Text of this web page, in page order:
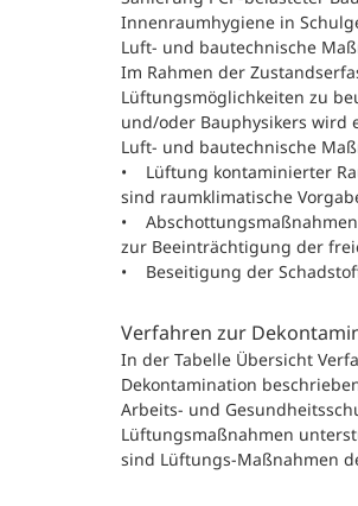
Innenraumhygiene in
Luft- und bautechnische
Im Rahmen der
Lüftungsmöglichkeiten zu
und/oder Bauphysikers wird
Luft- und bautechnische
• Lüftung kontaminierter
sind raumklimatische
•
zur Beeinträchtigung der
• Beseitigung der
Verfahren zur
In der Tabelle Übersicht
Dekontamination
Arbeits- und
Lüftungsmaßnahmen
sind Lüftungs-Maßnahmen